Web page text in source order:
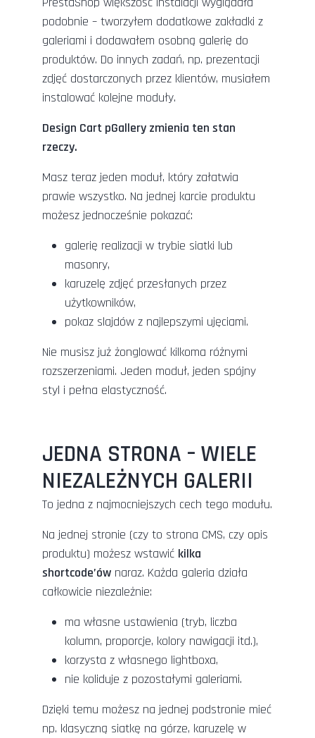
podobnie – tworzyłem dodatkowe zakładki z
galeriami i dodawałem osobną galerię do
produktów. Do innych zadań, np. prezentacji
zdjęć dostarczonych przez klientów, musiałem
instalować kolejne moduły.
Design Cart pGallery zmienia ten stan
rzeczy.
Masz teraz jeden moduł, który załatwia
prawie wszystko. Na jednej karcie produktu
możesz jednocześnie pokazać:
galerię realizacji w trybie siatki lub
masonry,
karuzelę zdjęć przesłanych przez
użytkowników,
pokaz slajdów z najlepszymi ujęciami.
Nie musisz już żonglować kilkoma różnymi
rozszerzeniami. Jeden moduł, jeden spójny
styl i pełna elastyczność.
JEDNA STRONA – WIELE
NIEZALEŻNYCH GALERII
To jedna z najmocniejszych cech tego modułu.
Na jednej stronie (czy to strona CMS, czy opis
produktu) możesz wstawić kilka
shortcode’ów naraz. Każda galeria działa
całkowicie niezależnie:
ma własne ustawienia (tryb, liczba
kolumn, proporcje, kolory nawigacji itd.),
korzysta z własnego lightboxa,
nie koliduje z pozostałymi galeriami.
Dzięki temu możesz na jednej podstronie mieć
np. klasyczną siatkę na górze, karuzelę w